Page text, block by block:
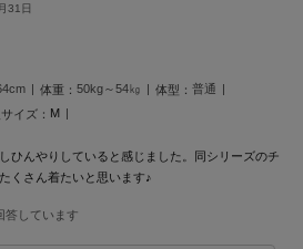
31日
体重： 50kg～54㎏ 体型： 普通
イズ： M
ひんやりしていると感じました。同シリーズのチ
くさん着たいと思います♪
答しています